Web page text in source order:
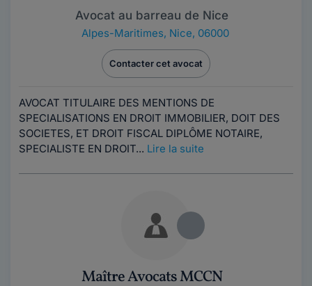
Avocat au barreau de Nice
Alpes-Maritimes, Nice, 06000
Contacter cet avocat
AVOCAT TITULAIRE DES MENTIONS DE
SPECIALISATIONS EN DROIT IMMOBILIER, DOIT DES
SOCIETES, ET DROIT FISCAL DIPLÔME NOTAIRE,
SPECIALISTE EN DROIT... Lire la suite
Maître Avocats MCCN